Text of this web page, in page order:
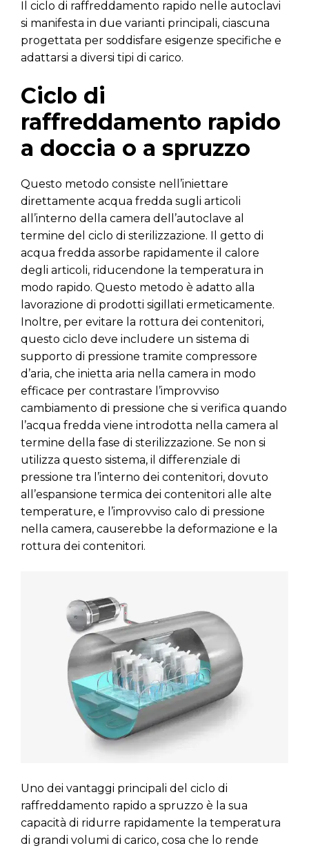
Il ciclo di raffreddamento rapido nelle autoclavi
si manifesta in due varianti principali, ciascuna
progettata per soddisfare esigenze specifiche e
adattarsi a diversi tipi di carico.
Ciclo di
raffreddamento rapido
a doccia o a spruzzo
Questo metodo consiste nell’iniettare
direttamente acqua fredda sugli articoli
all’interno della camera dell’autoclave al
termine del ciclo di sterilizzazione. Il getto di
acqua fredda assorbe rapidamente il calore
degli articoli, riducendone la temperatura in
modo rapido. Questo metodo è adatto alla
lavorazione di prodotti sigillati ermeticamente.
Inoltre, per evitare la rottura dei contenitori,
questo ciclo deve includere un sistema di
supporto di pressione tramite compressore
d’aria, che inietta aria nella camera in modo
efficace per contrastare l’improvviso
cambiamento di pressione che si verifica quando
l’acqua fredda viene introdotta nella camera al
termine della fase di sterilizzazione. Se non si
utilizza questo sistema, il differenziale di
pressione tra l’interno dei contenitori, dovuto
all’espansione termica dei contenitori alle alte
temperature, e l’improvviso calo di pressione
nella camera, causerebbe la deformazione e la
rottura dei contenitori.
Uno dei vantaggi principali del ciclo di
raffreddamento rapido a spruzzo è la sua
capacità di ridurre rapidamente la temperatura
di grandi volumi di carico, cosa che lo rende